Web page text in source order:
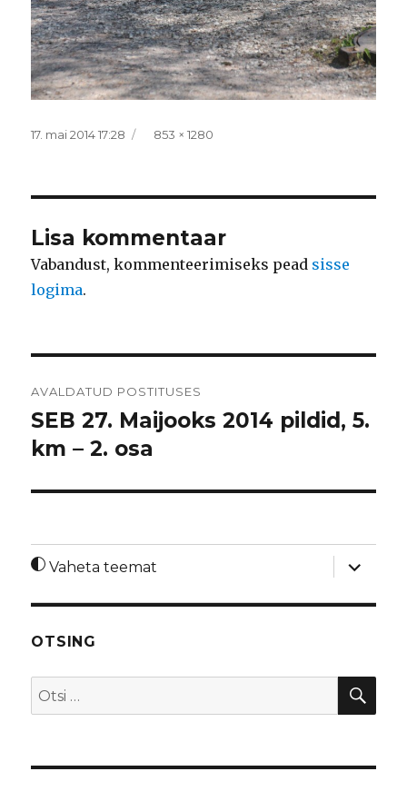
Postitatud
17. mai 2014 17:28 Täissuurus
853 × 1280
Lisa kommentaar
Vabandust, kommenteerimiseks pead sisse
logima.
AVALDATUD POSTITUSES
SEB 27. Maijooks 2014 pildid, 5.
km – 2. osa
Vaheta teemat
laienda
OTSING
Otsi: